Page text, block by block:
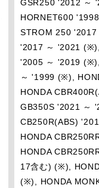
GSR250 '2012 ～
HORNET600
STROM 250
'2017 ～ '2021
'2005 ～ '2019
～ '1999 (※),
HONDA
GB350S '2021 ～
CB250R(ABS)
HONDA
HONDA
17含む) (※),
(※), HONDA